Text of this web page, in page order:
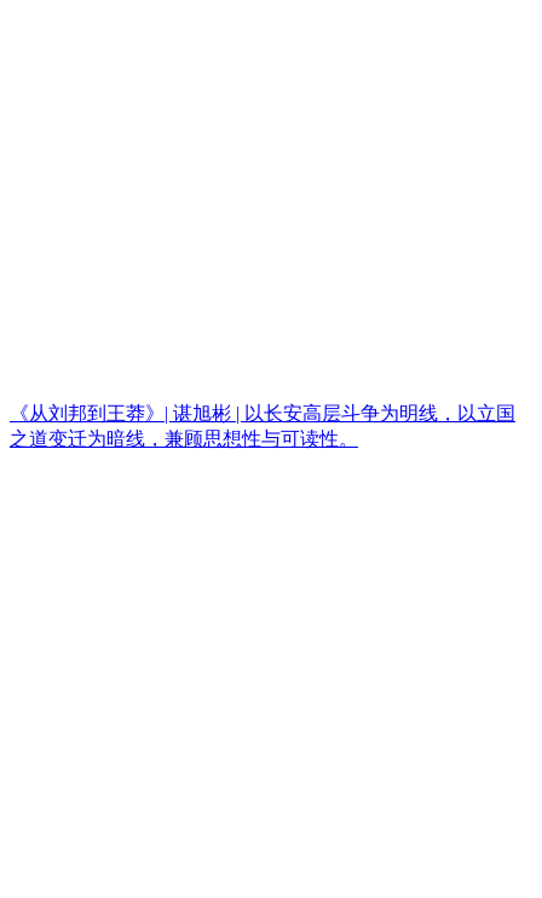
《从刘邦到王莽》| 谌旭彬 | 以长安高层斗争为明线，以立国
之道变迁为暗线，兼顾思想性与可读性。